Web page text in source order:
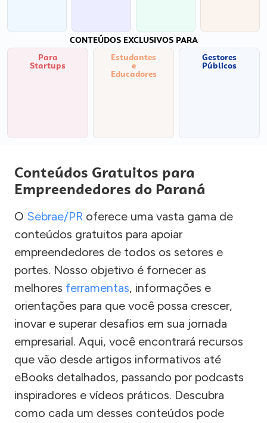
CONTEÚDOS EXCLUSIVOS PARA
Para
Startups
Estudantes
e
Educadores
Gestores
Públicos
Conteúdos Gratuitos para
Empreendedores do Paraná
O Sebrae/PR oferece uma vasta gama de
conteúdos gratuitos para apoiar
empreendedores de todos os setores e
portes. Nosso objetivo é fornecer as
melhores ferramentas, informações e
orientações para que você possa crescer,
inovar e superar desafios em sua jornada
empresarial. Aqui, você encontrará recursos
que vão desde artigos informativos até
eBooks detalhados, passando por podcasts
inspiradores e vídeos práticos. Descubra
como cada um desses conteúdos pode